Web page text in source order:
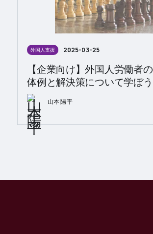
外国人支援 2025-03-25
【企業向け】外国人労働者
体例と解決策について学ぼう
山本 陽平